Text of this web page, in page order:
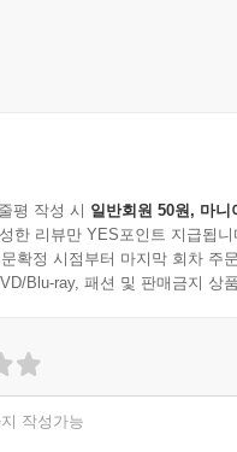
평 작성 시 일반회원 50원, 마니
한 리뷰만 YES포인트 지급됩니
확정 시점부터 마지막 회차 주
Blu-ray, 패션 및 판매금지 상
작성가능